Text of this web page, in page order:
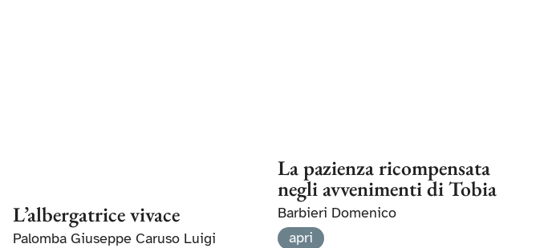
L’albergatrice vivace
Palomba Giuseppe Caruso Luigi
La pazienza ricompensata
negli avvenimenti di Tobia
Barbieri Domenico
apri